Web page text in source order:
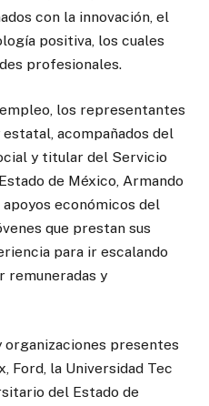
con la innovación, el
positiva, los cuales
profesionales.
los representantes
acompañados del
y titular del Servicio
de México, Armando
económicos del
que prestan sus
para ir escalando
remuneradas y
organizaciones presentes
Ford, la Universidad Tec
del Estado de